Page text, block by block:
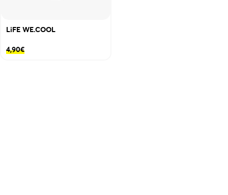
LiFE WE.COOL
4,90€